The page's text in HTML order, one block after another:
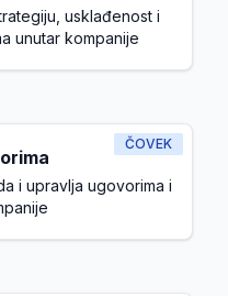
usklađenost i
unutar kompanije
ČOVEK
i upravlja ugovorima i